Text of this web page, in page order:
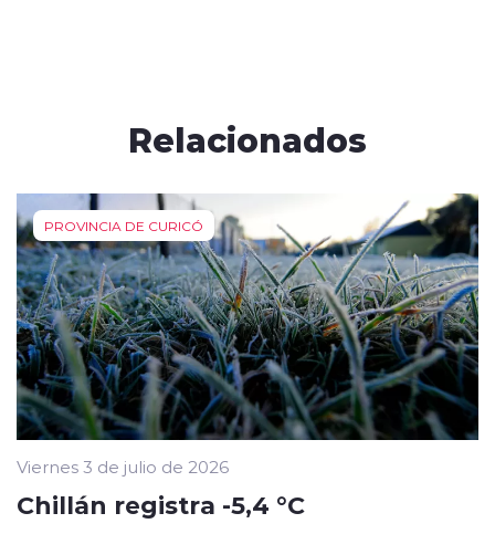
Relacionados
PROVINCIA DE CURICÓ
Viernes 3 de julio de 2026
Chillán registra -5,4 °C